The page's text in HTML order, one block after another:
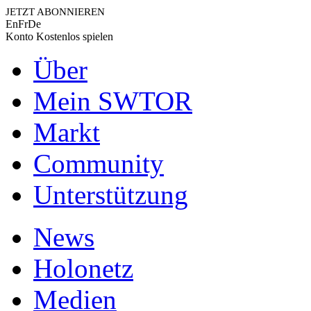
JETZT ABONNIEREN
EnFrDe
Konto Kostenlos spielen
Über
Mein SWTOR
Markt
Community
Unterstützung
News
Holonetz
Medien